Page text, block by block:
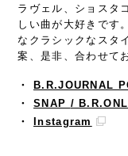
ラヴェル、ショスタ
しい曲が大好きです
なクラシックなスタ
案、是非、合わせて
・
B.R.JOURNAL
・SNAP /
・
Instagram